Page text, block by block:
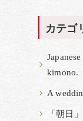
カテゴ
kimono.
A
「朝日